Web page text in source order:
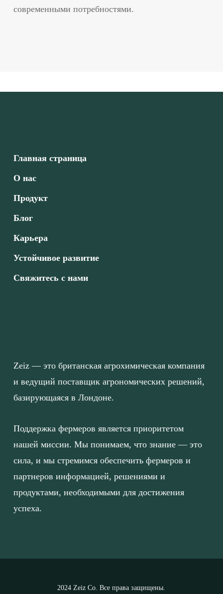
современными потребностями.
Главная страница
О нас
Продукт
Блог
Карьера
Устойчивое развитие
Свяжитесь с нами
Zeiz — это британская агрохимическая компания
и ведущий поставщик агрономических решений,
базирующаяся в Лондоне.
Поддержка фермеров является приоритетом
нашей миссии. Мы понимаем, что знание — это
сила, и мы стремимся обеспечить фермеров и
партнеров информацией, решениями и
продуктами, необходимыми для достижения
успеха.
2024 Zeiz Co. Все права защищены.